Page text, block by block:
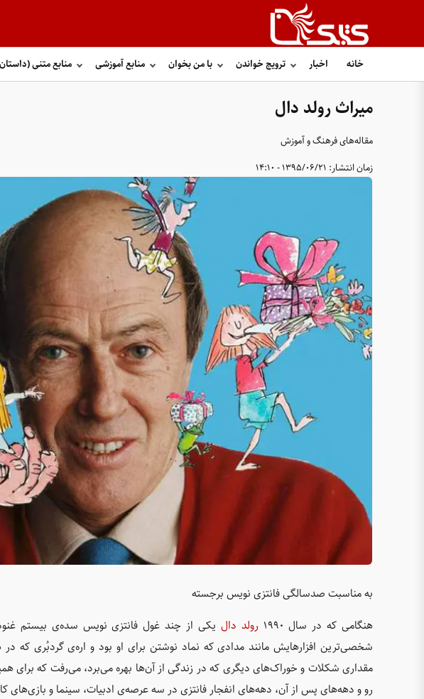
خانه اخبار ترویج خواندن با من بخوان منابع آموزشی منابع متنی
میراث رولد دال
مقاله‌های فرهنگ و آموزش
زمان انتشار: 1395/06/21 - 14:10
به مناسبت صدسالگی فانتزی نویس برجسته
هنگامی که در سال ۱۹۹۰
رولد دال یکی از چند غول فانتزی نویس سده‌ی بیستم
شخصی‌ترین افزارهایش مانند مدادی که نماد نوشتن برای او بود و اره‌ی گردبُری که در
مقداری شکلات و خوراک‌های دیگری که در زندگی از آن‌ها بهره می‌برد، می‌رفت که برای
رو و دهه‌های پس از آن، دهه‌های انفجار فانتزی در سه عرصه‌ی ادبیات، سینما و بازی‌های